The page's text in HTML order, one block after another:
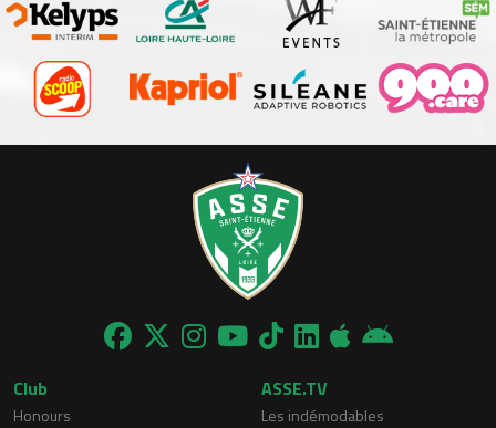
Club
Honours
ASSE.TV
Les indémodables